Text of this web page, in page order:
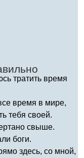
тратить время
время в мире,
тебя своей.
свыше.
боги.
здесь, со мной,